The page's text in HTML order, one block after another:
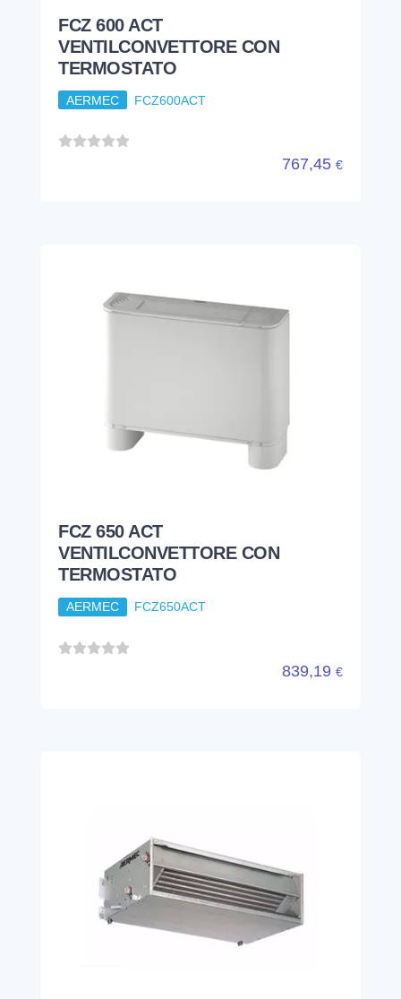
FCZ 600 ACT
VENTILCONVETTORE CON
TERMOSTATO
AERMEC FCZ600ACT
767,45 €
FCZ 650 ACT
VENTILCONVETTORE CON
TERMOSTATO
AERMEC FCZ650ACT
839,19 €